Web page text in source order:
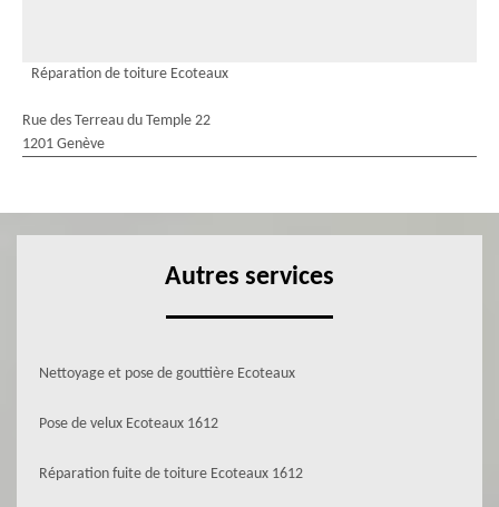
Réparation de toiture Ecoteaux
Rue des Terreau du Temple 22
1201 Genève
Autres services
Nettoyage et pose de gouttière Ecoteaux
Pose de velux Ecoteaux 1612
Réparation fuite de toiture Ecoteaux 1612